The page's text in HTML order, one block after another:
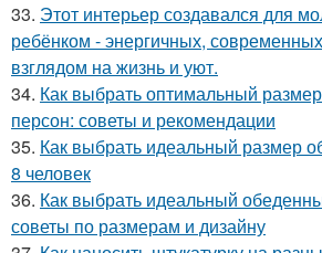
33. Этот интерьер создавался для
ребёнком - энергичных,
взглядом на жизнь и уют.
34. Как выбрать оптимальный
персон: советы и рекомендации
35. Как выбрать идеальный размер
8 человек
36. Как выбрать идеальный
советы по размерам и дизайну